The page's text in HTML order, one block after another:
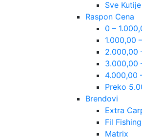
Sve Kutije
Raspon Cena
0 –
1.000,00
2.000,00
3.000,00
4.000,00
Preko
Brendovi
Extra
Fil Fishing
Matrix